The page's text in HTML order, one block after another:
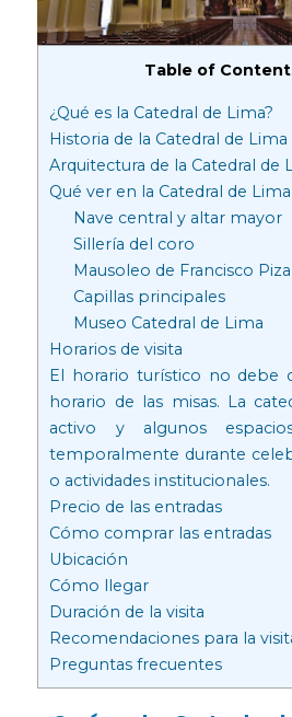
Table of
¿Qué es la Catedral de Lima?
Historia de la Catedral de Lima
Arquitectura de la Catedral de
Qué ver en la Catedral de Lima
Nave central y altar mayor
Sillería del coro
Mausoleo de Francisco
Capillas principales
Museo Catedral de Lima
Horarios de visita
El horario turístico no debe
horario de las misas. La
activo y algunos
temporalmente durante
o actividades institucionales.
Precio de las entradas
Cómo comprar las entradas
Ubicación
Cómo llegar
Duración de la visita
Recomendaciones para la
Preguntas frecuentes